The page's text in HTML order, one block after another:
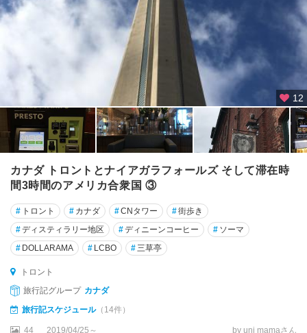
ド
ラ
辺
バ
リ
ー
バ
ン
ク
ー
バ
ー
島
ー
ノ
12
カナダ トロントとナイアガラフォールズ そして滞在時
間3時間のアメリカ合衆国 ③
# トロント # カナダ #CNタワー #街歩き
#ディスティラリー地区 #ディニーンコーヒー # ソーマ
# DOLLARAMA # LCBO #三草亭
トロント
旅行記グループ カナダ
旅行記スケジュール（14件）
44 2019/04/25～ by uni mamaさん